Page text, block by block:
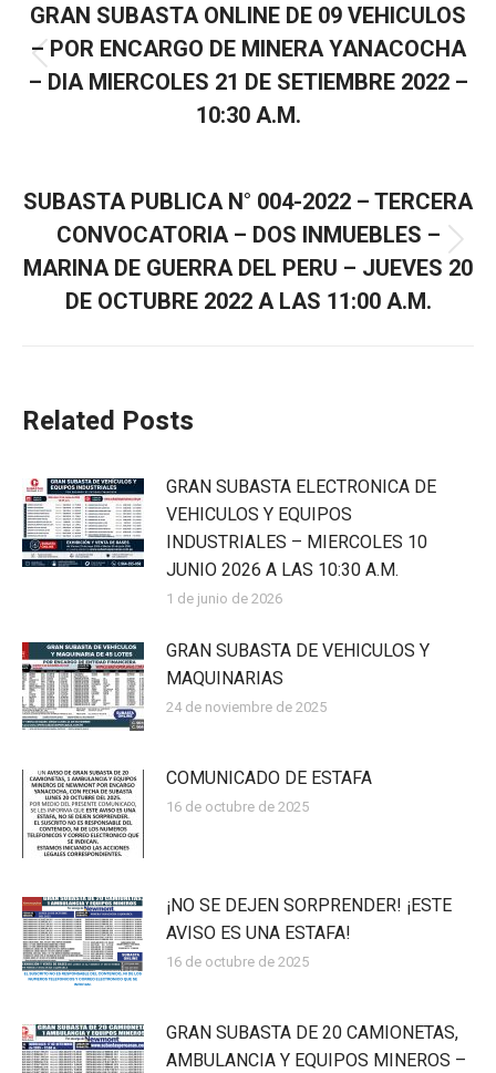
GRAN SUBASTA ONLINE DE 09 VEHICULOS
– POR ENCARGO DE MINERA YANACOCHA
– DIA MIERCOLES 21 DE SETIEMBRE 2022 –
10:30 A.M.
SUBASTA PUBLICA N° 004-2022 – TERCERA
CONVOCATORIA – DOS INMUEBLES –
MARINA DE GUERRA DEL PERU – JUEVES 20
DE OCTUBRE 2022 A LAS 11:00 A.M.
Related Posts
GRAN SUBASTA ELECTRONICA DE
VEHICULOS Y EQUIPOS
INDUSTRIALES – MIERCOLES 10
JUNIO 2026 A LAS 10:30 A.M.
1 de junio de 2026
GRAN SUBASTA DE VEHICULOS Y
MAQUINARIAS
24 de noviembre de 2025
COMUNICADO DE ESTAFA
16 de octubre de 2025
¡NO SE DEJEN SORPRENDER! ¡ESTE
AVISO ES UNA ESTAFA!
16 de octubre de 2025
GRAN SUBASTA DE 20 CAMIONETAS,
AMBULANCIA Y EQUIPOS MINEROS –